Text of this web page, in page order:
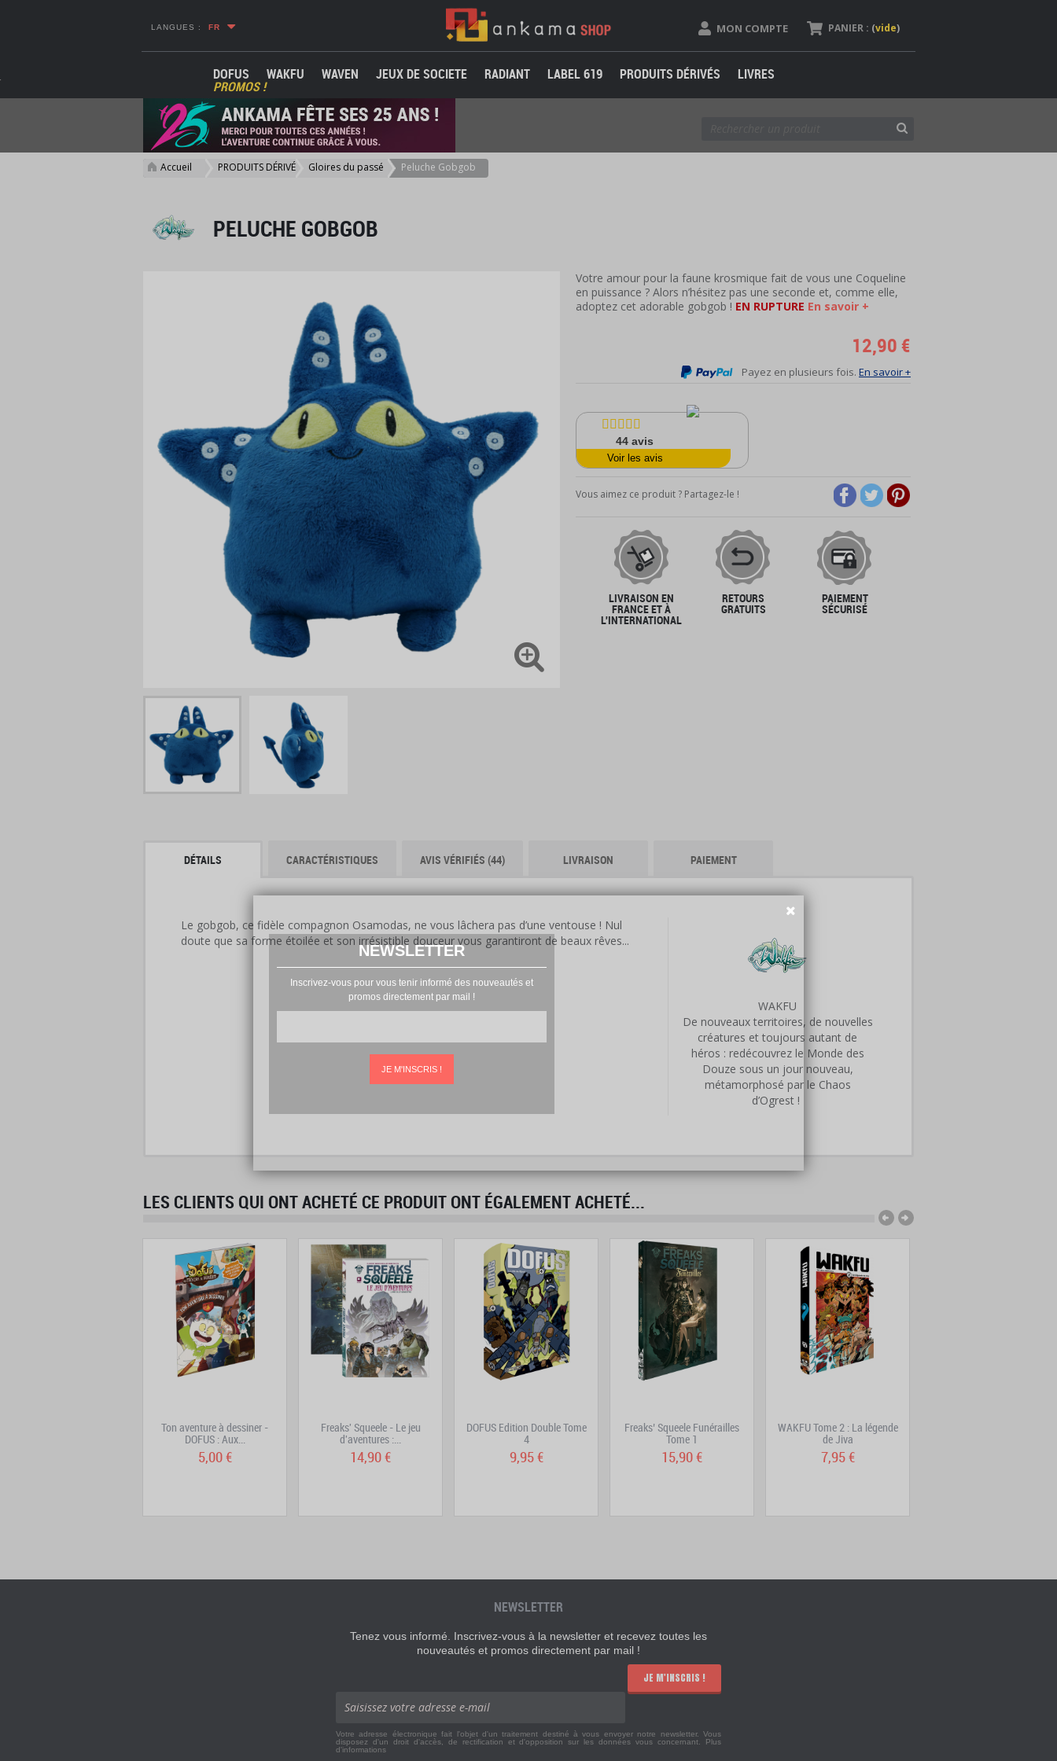
NEWSLETTER
Inscrivez-vous pour vous tenir informé des nouveautés et
promos directement par mail !
JE M'INSCRIS !
LANGUES : FR PANIER : (vide)
MON COMPTE
DOFUS WAKFU WAVEN JEUX DE SOCIETE RADIANT LABEL 619 PRODUITS DÉRIVÉS LIVRES
PROMOS !
Accueil PRODUITS DÉRIVÉS
> Gloires du passé
> Peluche Gobgob
PELUCHE GOBGOB
Votre amour pour la faune krosmique fait de vous une Coqueline
en puissance ? Alors n’hésitez pas une seconde et, comme elle,
adoptez cet adorable gobgob ! EN RUPTURE En savoir +
12,90 €
Payez en plusieurs fois. En savoir +
44avis
Voir les avis
Vous aimez ce produit ? Partagez-le !
LIVRAISON EN
FRANCE ET À
L'INTERNATIONAL
RETOURS
GRATUITS
PAIEMENT
SÉCURISÉ
DÉTAILS CARACTÉRISTIQUES AVIS VÉRIFIÉS (44) LIVRAISON PAIEMENT
Le gobgob, ce fidèle compagnon Osamodas, ne vous lâchera pas d’une ventouse ! Nul
doute que sa forme étoilée et son irrésistible douceur vous garantiront de beaux rêves...
WAKFU
De nouveaux territoires, de nouvelles
créatures et toujours autant de
héros : redécouvrez le Monde des
Douze sous un jour nouveau,
métamorphosé par le Chaos
d’Ogrest !
LES CLIENTS QUI ONT ACHETÉ CE PRODUIT ONT ÉGALEMENT ACHETÉ...
Ton aventure à dessiner -
DOFUS : Aux...
5,00 €
Freaks' Squeele - Le jeu
d'aventures :...
14,90 €
DOFUS Edition Double Tome
4
9,95 €
Freaks’ Squeele Funérailles
Tome 1
15,90 €
WAKFU Tome 2 : La légende
de Jiva
7,95 €
NEWSLETTER
Tenez vous informé. Inscrivez-vous à la newsletter et recevez toutes les
nouveautés et promos directement par mail !
JE M'INSCRIS !
Votre adresse électronique fait l'objet d'un traitement destiné à vous envoyer notre newsletter. Vous
disposez d'un droit d'accès, de rectification et d'opposition sur les données vous concernant. Plus
d'informations